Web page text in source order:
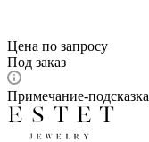
Цена по запросу
Под заказ
Примечание-подсказка